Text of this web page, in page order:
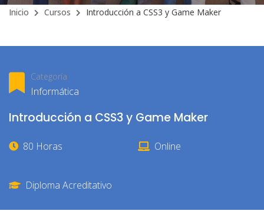
Inicio Cursos Introducción a CSS3 y Game Maker
Categoría
Informática
Introducción a CSS3 y Game Maker
80 Horas Online
Diploma Acreditativo